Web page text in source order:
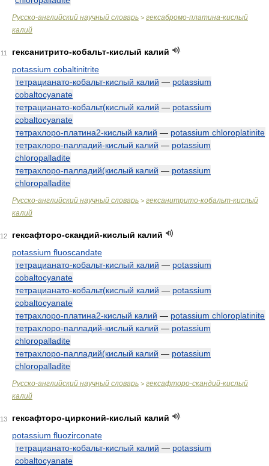
Русско-английский научный словарь > гексабромо-платина-кислый
калий
11
гексанитрито-кобальт-кислый калий
potassium cobaltinitrite
тетрацианато-кобальт-кислый калий — potassium
cobaltocyanate
тетрацианато-кобальт(кислый калий — potassium
cobaltocyanate
тетрахлоро-платина2-кислый калий — potassium chloroplatinite
тетрахлоро-палладий-кислый калий — potassium
chloropalladite
тетрахлоро-палладий(кислый калий — potassium
chloropalladite
Русско-английский научный словарь > гексанитрито-кобальт-кислый
калий
12
гексафторо-скандий-кислый калий
potassium fluoscandate
тетрацианато-кобальт-кислый калий — potassium
cobaltocyanate
тетрацианато-кобальт(кислый калий — potassium
cobaltocyanate
тетрахлоро-платина2-кислый калий — potassium chloroplatinite
тетрахлоро-палладий-кислый калий — potassium
chloropalladite
тетрахлоро-палладий(кислый калий — potassium
chloropalladite
Русско-английский научный словарь > гексафторо-скандий-кислый
калий
13
гексафторо-цирконий-кислый калий
potassium fluozirconate
тетрацианато-кобальт-кислый калий — potassium
cobaltocyanate